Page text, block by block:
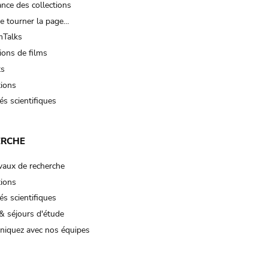
des collections
tourner la page…
de films
scientifiques
de recherche
scientifiques
séjours d'étude
avec nos équipes